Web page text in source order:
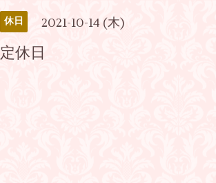
休日 2021-10-14 (木)
定休日